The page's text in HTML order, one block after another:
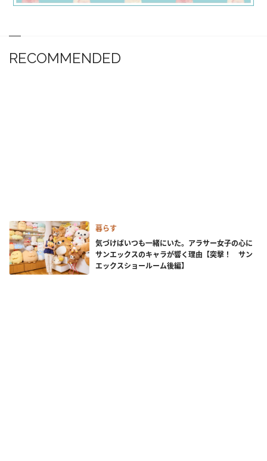
RECOMMENDED
暮らす
気づけばいつも一緒にいた。アラサー女子の心に
サンエックスのキャラが響く理由【突撃！ サン
エックスショールーム後編】